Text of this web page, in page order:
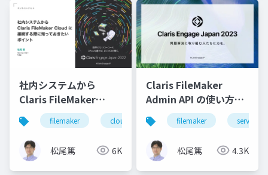
社内システムから
Claris FileMaker
Cloud に接続する際に
知っておきたいポイン
ト
filemaker cloud
松尾篤 6K
Claris FileMaker
Admin API の使い方と
最新情報filemaker server
松尾篤 4.3K